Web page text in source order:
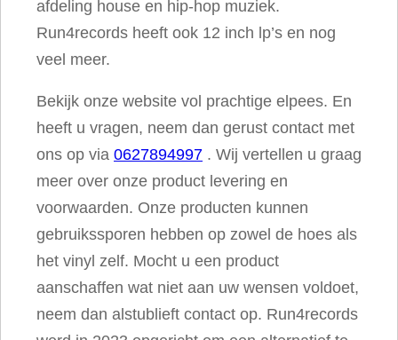
afdeling house en hip-hop muziek.
Run4records heeft ook 12 inch lp’s en nog
veel meer.
Bekijk onze website vol prachtige elpees. En
heeft u vragen, neem dan gerust contact met
ons op via 0627894997 . Wij vertellen u graag
meer over onze product levering en
voorwaarden. Onze producten kunnen
gebruikssporen hebben op zowel de hoes als
het vinyl zelf. Mocht u een product
aanschaffen wat niet aan uw wensen voldoet,
neem dan alstublieft contact op. Run4records